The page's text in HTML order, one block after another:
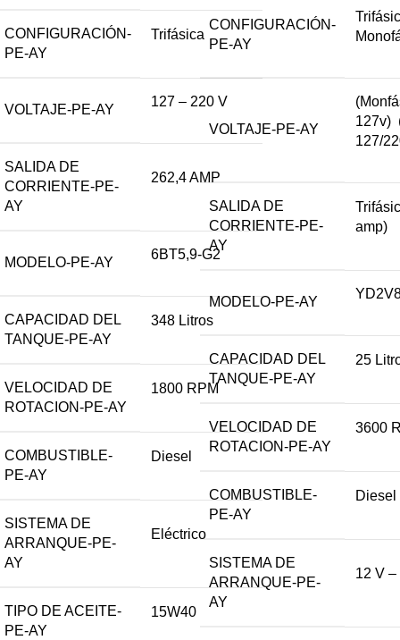
CONFIGURACIÓN-
PE-AY
Trifásica
VOLTAJE-PE-AY
127 – 220 V
SALIDA DE
CORRIENTE-PE-
AY
262,4 AMP
MODELO-PE-AY
6BT5,9-G2
CAPACIDAD DEL
TANQUE-PE-AY
348 Litros
VELOCIDAD DE
ROTACION-PE-AY
1800 RPM
COMBUSTIBLE-
PE-AY
Diesel
SISTEMA DE
ARRANQUE-PE-
AY
Eléctrico
TIPO DE ACEITE-
PE-AY
15W40
CONFIGURACIÓN-
PE-AY
VOLTAJE-PE-AY
127v)
127/
SALIDA DE
CORRIENTE-PE-
AY
amp)
MODELO-PE-AY
CAPACIDAD DEL
TANQUE-PE-AY
25
VELOCIDAD DE
ROTACION-PE-AY
3600
COMBUSTIBLE-
PE-AY
Diesel
SISTEMA DE
ARRANQUE-PE-
AY
12 V